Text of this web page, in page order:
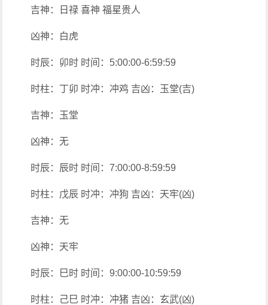
吉神：日禄 喜神 福星贵人
凶神：白虎
时辰：卯时 时间：5:00:00-6:59:59
时柱：丁卯 时冲：冲鸡 吉凶：玉堂(吉)
吉神：玉堂
凶神：无
时辰：辰时 时间：7:00:00-8:59:59
时柱：戊辰 时冲：冲狗 吉凶：天牢(凶)
吉神：无
凶神：天牢
时辰：巳时 时间：9:00:00-10:59:59
时柱：己巳 时冲：冲猪 吉凶：玄武(凶)